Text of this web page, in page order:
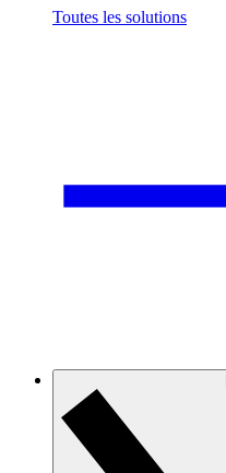
Toutes les solutions